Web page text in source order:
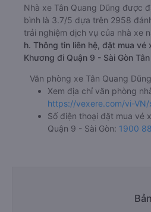
limousine 350000đ/vé
g. Review, đánh giá chất lượng
Nhà xe Tân Quang Dũng được
bình là 3.7/5 dựa trên 2958
trải nghiệm dịch vụ của nhà xe
h. Thông tin liên hệ, đặt mua vé
Khương đi Quận 9 - Sài Gòn
Văn phòng xe Tân Quang
Xem địa chỉ văn phòng